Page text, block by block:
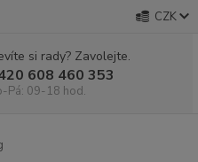
CZK
si rady? Zavolejte.
608 460 353
Pá: 09-18 hod.